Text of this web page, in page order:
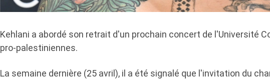
Kehlani a abordé son retrait d'un prochain concert de l'Université
pro-palestiniennes.
La semaine dernière (25 avril), il a été signalé que l'invitation du